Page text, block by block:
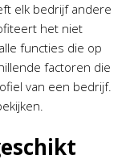
elk bedrijf andere
het niet
functies die op
factoren die
van een bedrijf.